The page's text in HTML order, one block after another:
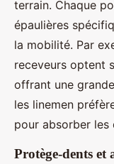
terrain. Chaque
épaulières
la mobilité. Par
receveurs optent
offrant une
les linemen
pour absorber les
Protège-dents et